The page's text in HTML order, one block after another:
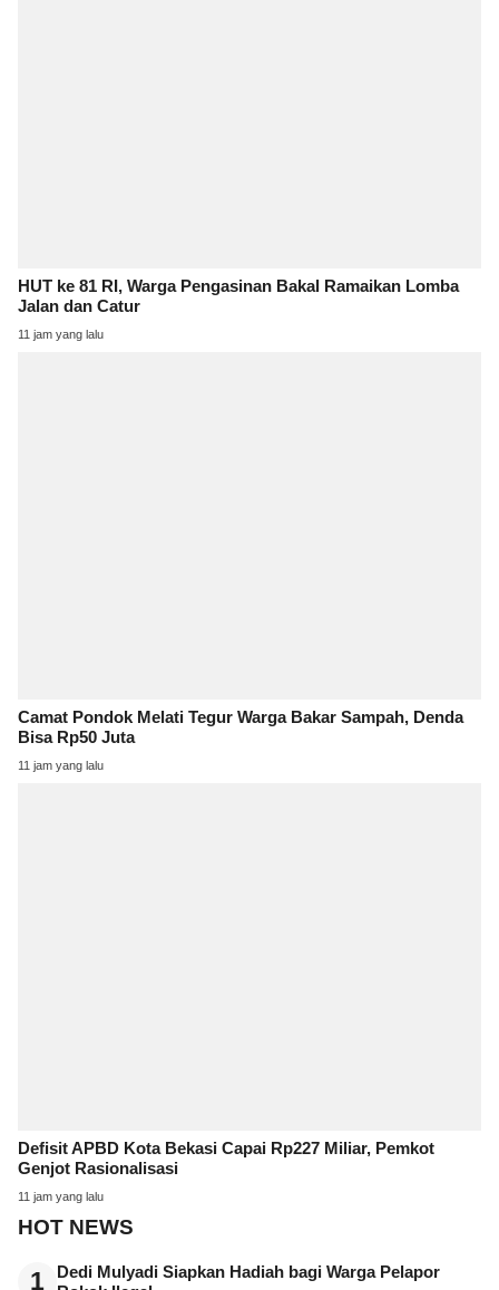
HUT ke 81 RI, Warga Pengasinan Bakal Ramaikan Lomba
Jalan dan Catur
11 jam yang lalu
Camat Pondok Melati Tegur Warga Bakar Sampah, Denda
Bisa Rp50 Juta
11 jam yang lalu
Defisit APBD Kota Bekasi Capai Rp227 Miliar, Pemkot
Genjot Rasionalisasi
11 jam yang lalu
HOT NEWS
1
Dedi Mulyadi Siapkan Hadiah bagi Warga Pelapor